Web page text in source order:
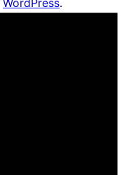
WordPress.